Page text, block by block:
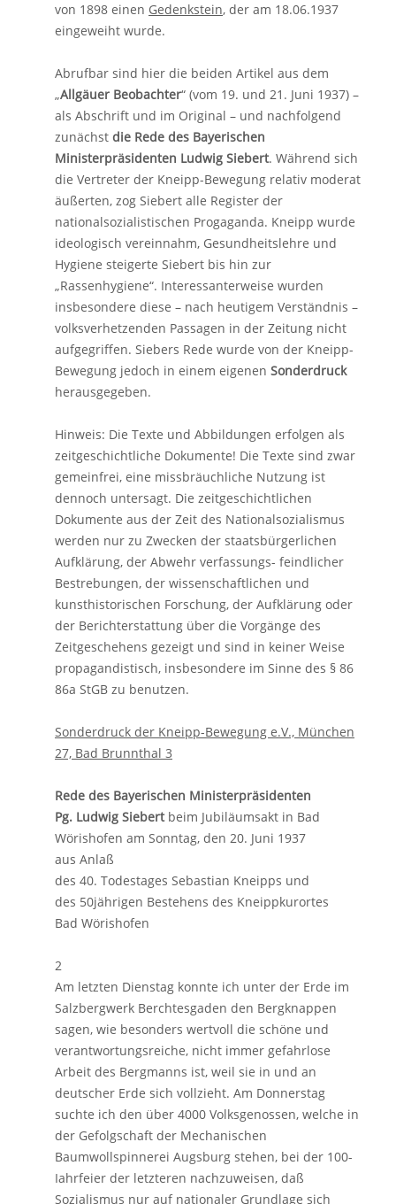
von 1898 einen Gedenkstein, der am 18.06.1937
eingeweiht wurde.
Abrufbar sind hier die beiden Artikel aus dem
„Allgäuer Beobachter“ (vom 19. und 21. Juni 1937) –
als Abschrift und im Original – und nachfolgend
zunächst die Rede des Bayerischen
Ministerpräsidenten Ludwig Siebert. Während sich
die Vertreter der Kneipp-Bewegung relativ moderat
äußerten, zog Siebert alle Register der
nationalsozialistischen Progaganda. Kneipp wurde
ideologisch vereinnahm, Gesundheitslehre und
Hygiene steigerte Siebert bis hin zur
„Rassenhygiene“. Interessanterweise wurden
insbesondere diese – nach heutigem Verständnis –
volksverhetzenden Passagen in der Zeitung nicht
aufgegriffen. Siebers Rede wurde von der Kneipp-
Bewegung jedoch in einem eigenen Sonderdruck
herausgegeben.
Hinweis: Die Texte und Abbildungen erfolgen als
zeitgeschichtliche Dokumente! Die Texte sind zwar
gemeinfrei, eine missbräuchliche Nutzung ist
dennoch untersagt. Die zeitgeschichtlichen
Dokumente aus der Zeit des Nationalsozialismus
werden nur zu Zwecken der staatsbürgerlichen
Aufklärung, der Abwehr verfassungs- feindlicher
Bestrebungen, der wissenschaftlichen und
kunsthistorischen Forschung, der Aufklärung oder
der Berichterstattung über die Vorgänge des
Zeitgeschehens gezeigt und sind in keiner Weise
propagandistisch, insbesondere im Sinne des § 86
86a StGB zu benutzen.
Sonderdruck der Kneipp-Bewegung e.V., München
27, Bad Brunnthal 3
Rede des Bayerischen Ministerpräsidenten
Pg. Ludwig Siebertbeim Jubiläumsakt in Bad
Wörishofen am Sonntag, den 20. Juni 1937
aus Anlaß
des 40. Todestages Sebastian Kneipps und
des 50jährigen Bestehens des Kneippkurortes
Bad Wörishofen
2
Am letzten Dienstag konnte ich unter der Erde im
Salzbergwerk Berchtesgaden den Bergknappen
sagen, wie besonders wertvoll die schöne und
verantwortungsreiche, nicht immer gefahrlose
Arbeit des Bergmanns ist, weil sie in und an
deutscher Erde sich vollzieht. Am Donnerstag
suchte ich den über 4000 Volksgenossen, welche in
der Gefolgschaft der Mechanischen
Baumwollspinnerei Augsburg stehen, bei der 100-
Iahrfeier der letzteren nachzuweisen, daß
Sozialismus nur auf nationaler Grundlage sich